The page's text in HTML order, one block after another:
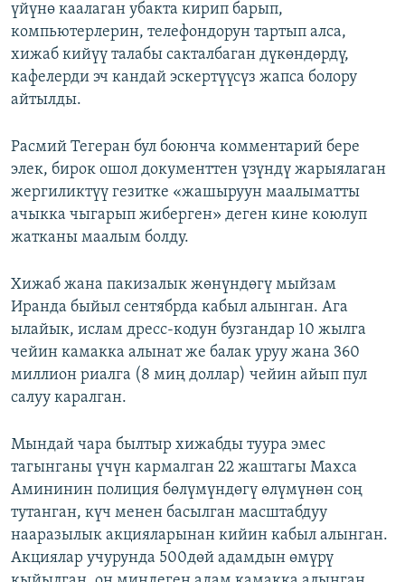
үйүнө каалаган убакта кирип барып,
компьютерлерин, телефондорун тартып алса,
хижаб кийүү талабы сакталбаган дүкөндөрдү,
кафелерди эч кандай эскертүүсүз жапса болору
айтылды.
Расмий Тегеран бул боюнча комментарий бере
элек, бирок ошол документтен үзүндү жарыялаган
жергиликтүү гезитке «жашыруун маалыматты
ачыкка чыгарып жиберген» деген кине коюлуп
жатканы маалым болду.
Хижаб жана пакизалык жөнүндөгү мыйзам
Иранда быйыл сентябрда кабыл алынган. Ага
ылайык, ислам дресс-кодун бузгандар 10 жылга
чейин камакка алынат же балак уруу жана 360
миллион риалга (8 миң доллар) чейин айып пул
салуу каралган.
Мындай чара былтыр хижабды туура эмес
тагынганы үчүн кармалган 22 жаштагы Махса
Амининин полиция бөлүмүндөгү өлүмүнөн соң
тутанган, күч менен басылган масштабдуу
нааразылык акцияларынан кийин кабыл алынган.
Акциялар учурунда 500дөй адамдын өмүрү